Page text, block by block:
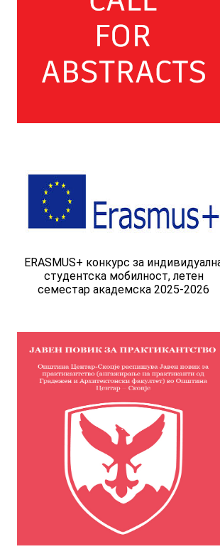
ERASMUS+ конкурс за
студентска мобилност, летен
семестар академска 2025-2026